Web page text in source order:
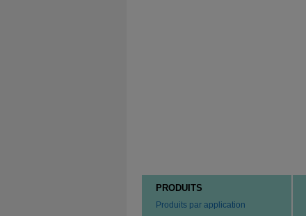
PRODUITS
Produits par application